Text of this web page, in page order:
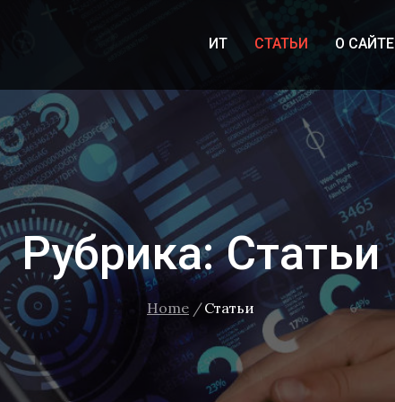
ИТ СТАТЬИ О САЙТЕ
Рубрика:Статьи
Home Статьи